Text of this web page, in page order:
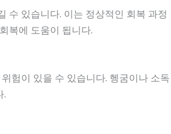
수 있습니다. 이는 정상적인 회복 과정
복에 도움이 됩니다.
험이 있을 수 있습니다. 헹굼이나 소독
.